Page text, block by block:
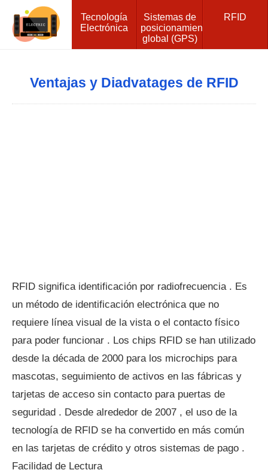
Tecnología
Electrónica
Sistemas de
posicionamiento
global (GPS)
RFID
Ventajas y Diadvatages de RFID
RFID significa identificación por radiofrecuencia . Es
un método de identificación electrónica que no
requiere línea visual de la vista o el contacto físico
para poder funcionar . Los chips RFID se han utilizado
desde la década de 2000 para los microchips para
mascotas, seguimiento de activos en las fábricas y
tarjetas de acceso sin contacto para puertas de
seguridad . Desde alrededor de 2007 , el uso de la
tecnología de RFID se ha convertido en más común
en las tarjetas de crédito y otros sistemas de pago .
Facilidad de Lectura